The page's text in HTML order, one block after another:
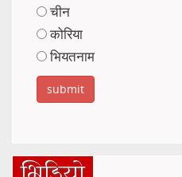
चीन
कोरिया
भियतनाम